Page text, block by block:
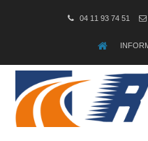
04 11 93 74 51